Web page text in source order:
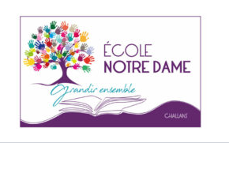
contenu